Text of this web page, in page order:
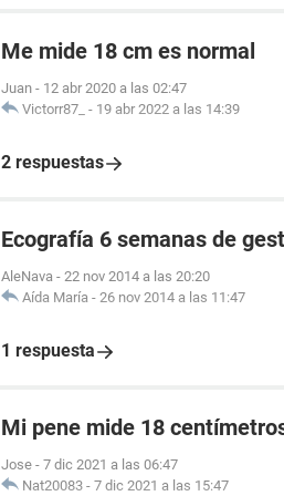
Me mide 18 cm es normal
Juan - 12 abr 2020 a las 02:47
Victorr87_ - 19 abr 2022 a las 14:39
2 respuestas
Ecografía 6 semanas de
AleNava - 22 nov 2014 a las 20:20
Aída María - 26 nov 2014 a las 11:47
1 respuesta
Mi pene mide 18
Jose - 7 dic 2021 a las 06:47
Nat20083 - 7 dic 2021 a las 15:47